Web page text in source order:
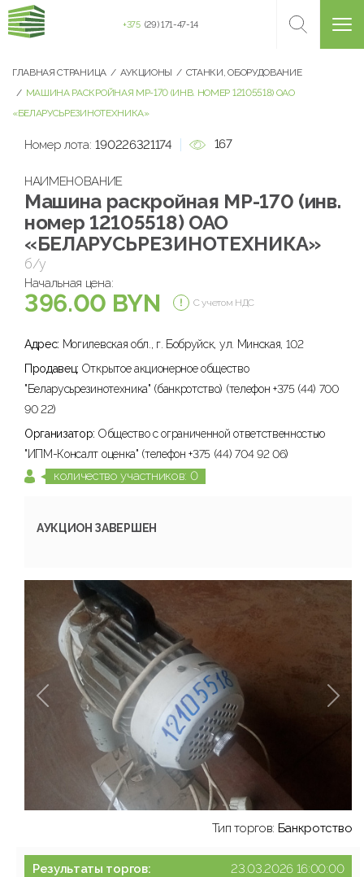
+375 (29) 171-47-14
ГЛАВНАЯ СТРАНИЦА АУКЦИОНЫ
СТАНКИ, ОБОРУДОВАНИЕ
МАШИНА РАСКРОЙНАЯ МР-170 (ИНВ. НОМЕР 12105518) ОАО
«БЕЛАРУСЬРЕЗИНОТЕХНИКА»
Номер лота: 190226321174 167
НАИМЕНОВАНИЕ
Машина раскройная МР-170 (инв.
номер 12105518) ОАО
«БЕЛАРУСЬРЕЗИНОТЕХНИКА»
б/у
Начальная цена:
396.00 BYN С учетом НДС
Адрес: Могилевская обл., г. Бобруйск, ул. Минская, 102
Продавец: Открытое акционерное общество
"Беларусьрезинотехника" (банкротство) (телефон +375 (44) 700
90 22)
Организатор: Общество с ограниченной ответственностью
"ИПМ-Консалт оценка" (телефон +375 (44) 704 92 06)
количество участников: 0
АУКЦИОН ЗАВЕРШЕН
Тип торгов: Банкротство
Результаты торгов: 23.03.2026 16:00:00